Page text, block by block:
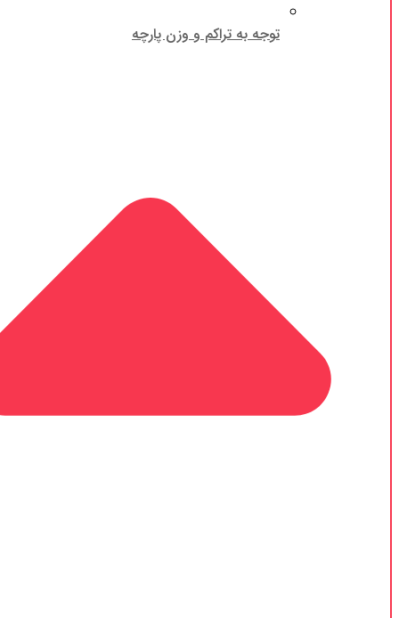
توجه به تراکم و وزن پارچه